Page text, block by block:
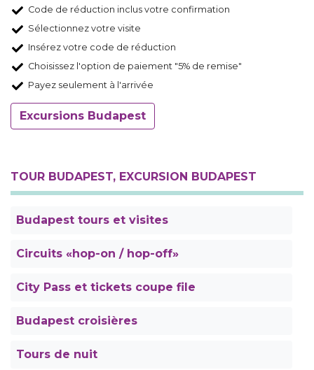
Code de réduction inclus votre confirmation
Sélectionnez votre visite
Insérez votre code de réduction
Choisissez l'option de paiement "5% de remise"
Payez seulement à l'arrivée
Excursions Budapest
TOUR BUDAPEST, EXCURSION BUDAPEST
Budapest tours et visites
Circuits «hop-on / hop-off»
City Pass et tickets coupe file
Budapest croisières
Tours de nuit